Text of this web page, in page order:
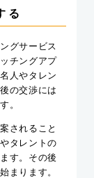
る
グサービス
チングアプ
人やタレン
の交渉には
。
されること
タレントの
す。その後
まります。